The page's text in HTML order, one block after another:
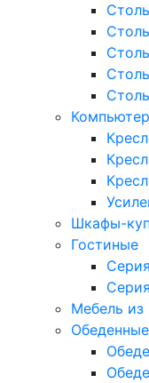
Шкафы-
Гостиные
Мебель из